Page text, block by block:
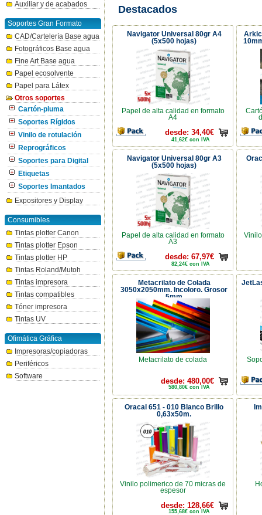
Auxiliar y de acabados
Soportes Gran Formato
CAD/Cartelería Base agua
Fotográficos Base agua
Fine Art Base agua
Papel ecosolvente
Papel para Látex
Otros soportes
Cartón-pluma
Soportes Rígidos
Vinilo de rotulación
Reprográficos
Soportes para Digital
Etiquetas
Soportes Imantados
Expositores y Display
Consumibles
Tintas plotter Canon
Tintas plotter Epson
Tintas plotter HP
Tintas Roland/Mutoh
Tintas impresora
Tintas compatibles
Tóner impresora
Tintas UV
Ofimática Gráfica
Impresoras/copiadoras
Periféricos
Software
Destacados
Navigator Universal 80gr A4
(5x500 hojas)
Papel de alta calidad en formato
A4
desde: 34,40€
41,62€ con IVA
Navigator Universal 80gr A3
(5x500 hojas)
Papel de alta calidad en formato
A3
desde: 67,97€
82,24€ con IVA
Metacrilato de Colada
3050x2050mm. Incoloro. Grosor
5mm
Metacrilato de colada
desde: 480,00€
580,80€ con IVA
Oracal 651 - 010 Blanco Brillo
0,63x50m.
Vinilo poli­merico de 70 micras de
espesor
desde: 128,66€
155,68€ con IVA